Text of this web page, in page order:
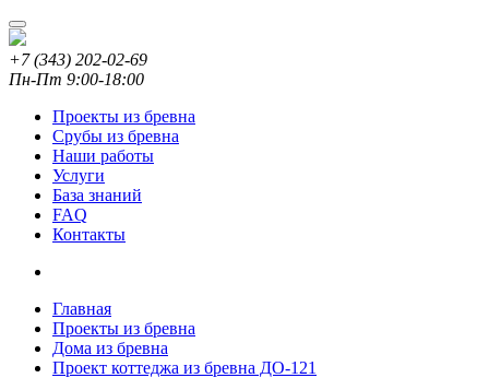
+7 (343) 202-02-69
Пн-Пт 9:00-18:00
Проекты из бревна
Срубы из бревна
Наши работы
Услуги
База знаний
FAQ
Контакты
Главная
Проекты из бревна
Дома из бревна
Проект коттеджа из бревна ДО-121